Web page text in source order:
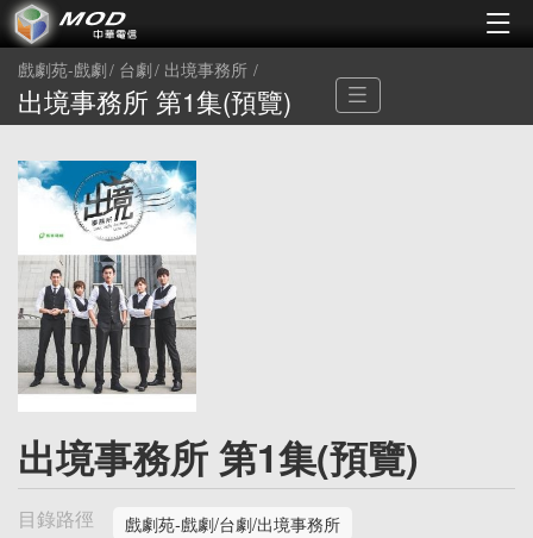
戲劇苑-戲劇 台劇 出境事務所
出境事務所 第1集(預覽)
出境事務所 第1集(預覽)
目錄路徑 戲劇苑-戲劇/台劇/出境事務所